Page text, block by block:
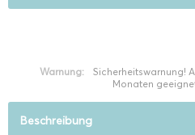
Warnung:
Sicherheitswarnung!
Monaten
Beschreibung